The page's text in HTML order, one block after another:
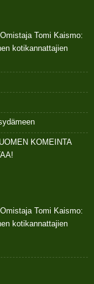
Tomi Kaismo:
kotikannattajien
KOMEINTA
Tomi Kaismo:
kotikannattajien